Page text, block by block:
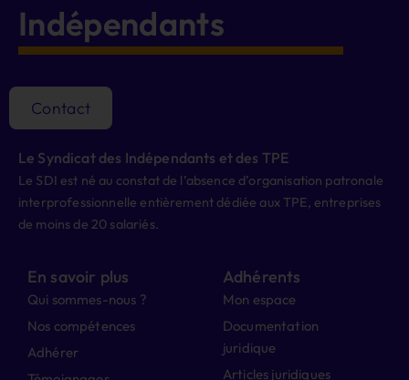
Indépendants
Contact
Le Syndicat des Indépendants et des TPE
Le SDI est né au constat de l’absence d’organisation patronale
interprofessionnelle entièrement dédiée aux TPE, entreprises
de moins de 20 salariés.
En savoir plus
Qui sommes-nous ?
Nos compétences
Adhérer
Adhérents
Mon espace
Documentation
juridique
Articles juridiques